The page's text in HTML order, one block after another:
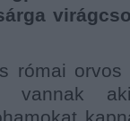
római
vannak